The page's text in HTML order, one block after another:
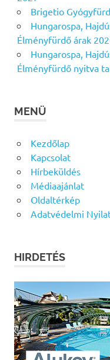
Brigetio
Hungarospa,
Élményfürdő árak
Hungarospa,
Élményfürdő nyitva
MENÜ
Kezdőlap
Kapcsolat
Hírbeküldés
Médiaajánlat
Oldaltérkép
Adatvédelmi
HIRDETÉS